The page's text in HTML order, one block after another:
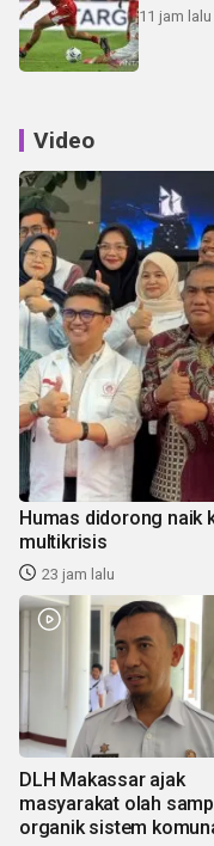
11 jam lalu
Video
Humas didorong naik
multikrisis
23 jam lalu
DLH Makassar ajak
masyarakat olah
organik sistem